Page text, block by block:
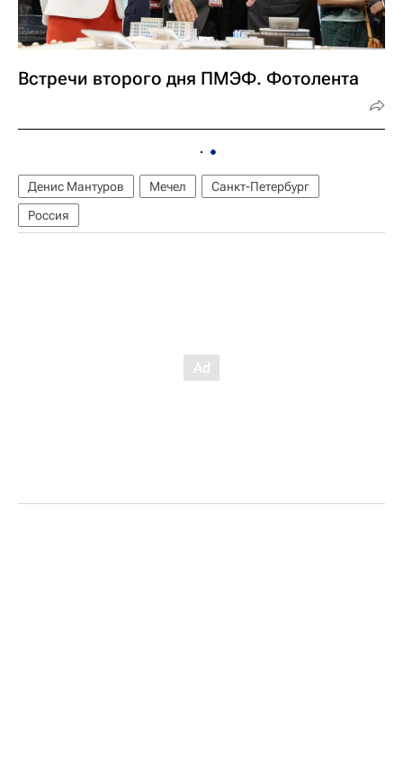
Встречи второго дня ПМЭФ. Фотолента
Денис Мантуров Мечел
Санкт-Петербург
Россия